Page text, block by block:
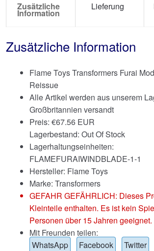
Zusätzliche
Information
Lieferung
Zusätzliche Information
Flame Toys Transformers Furai
Reissue
Alle Artikel werden aus unserem
Großbritannien versandt
Preis: €67.56 EUR
Lagerbestand: Out Of Stock
Lagerhaltungseinheiten:
FLAMEFURAIWINDBLADE-1-1
Hersteller: Flame Toys
Marke: Transformers
GEFAHR GEFÄHRLICH: Dieses
Kleinteile enthalten. Es ist kein
Personen über 15 Jahren geeignet.
Mit Freunden teilen:
WhatsApp
Facebook Twitter